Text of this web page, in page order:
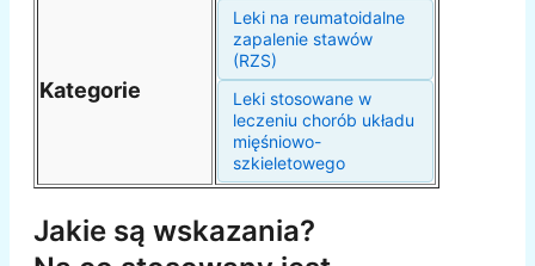
Kategorie
Leki na reumatoidalne
zapalenie stawów
(RZS)
Leki stosowane w
leczeniu chorób układu
mięśniowo-
szkieletowego
Jakie są wskazania?